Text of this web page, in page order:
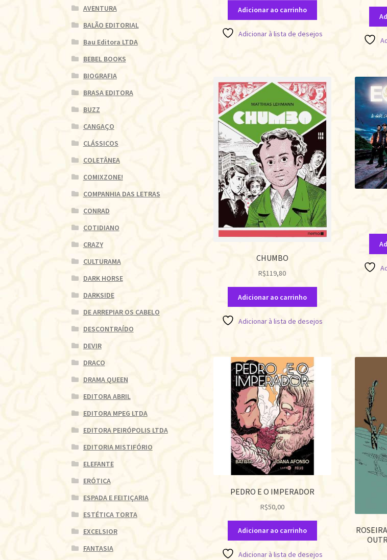
Adicionar ao carrinho
Adicionar à lista de desejos
CHUMBO
R$119,80
Adicionar ao carrinho
Adicionar à lista de desejos
PEDRO E O IMPERADOR
R$50,00
Adicionar ao carrinho
Adicionar à lista de desejos
AVENTURA
BALÃO EDITORIAL
Bau Editora LTDA
BEBEL BOOKS
BIOGRAFIA
BRASA EDITORA
BUZZ
CANGAÇO
CLÁSSICOS
COLETÂNEA
COMIXZONE!
COMPANHIA DAS LETRAS
CONRAD
COTIDIANO
CRAZY
CULTURAMA
DARK HORSE
DARKSIDE
DE ARREPIAR OS CABELO
DESCONTRAÍDO
DEVIR
DRACO
DRAMA QUEEN
EDITORA ABRIL
EDITORA MPEG LTDA
EDITORA PEIRÓPOLIS LTDA
EDITORIA MISTIFÓRIO
ELEFANTE
ERÓTICA
ESPADA E FEITIÇARIA
ESTÉTICA TORTA
EXCELSIOR
FANTASIA